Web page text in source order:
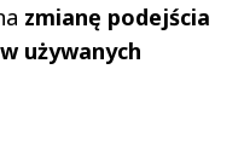
zmianę podejścia
używanych